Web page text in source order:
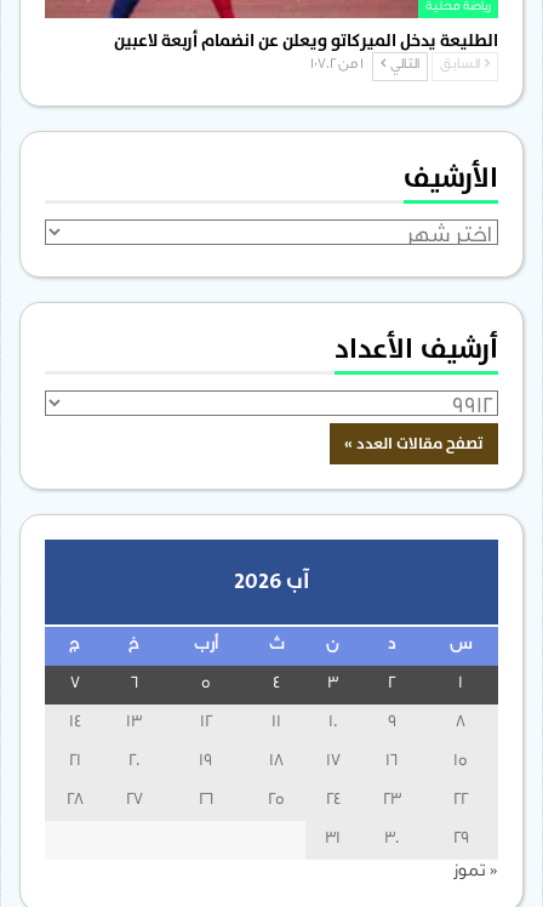
رياضة محلية
الطليعة يدخل الميركاتو ويعلن عن انضمام أربعة لاعبين
السابق التالي
الأرشيف
الأرشيف
أرشيف الأعداد
آب 2026
س ن ث أرب خ ج
3
13
14
15
16
17
18
19
20
21
22
23
24
25
26
27
28
29
30
31
« تموز